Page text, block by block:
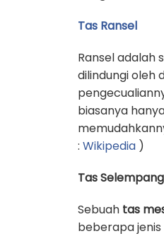
Tas Ransel
Ransel adalah
dilindungi oleh
biasanya
: Wikipedia )
Tas Selempang
Sebuah tas
beberapa